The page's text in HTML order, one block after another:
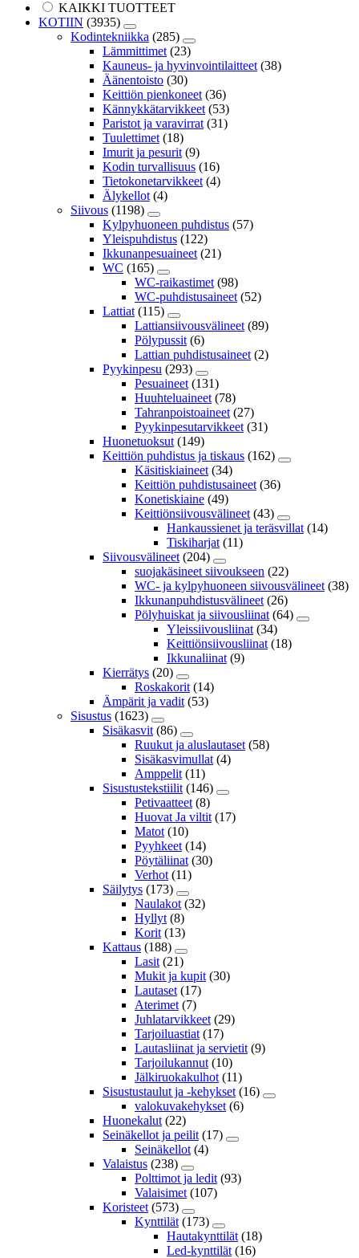
KAIKKI TUOTTEET
KOTIIN (3935)
Kodintekniikka (285)
Lämmittimet (23)
Kauneus- ja hyvinvointilaitteet (38)
Äänentoisto (30)
Keittiön pienkoneet (36)
Kännykkätarvikkeet (53)
Paristot ja varavirrat (31)
Tuulettimet (18)
Imurit ja pesurit (9)
Kodin turvallisuus (16)
Tietokonetarvikkeet (4)
Älykellot (4)
Siivous (1198)
Kylpyhuoneen puhdistus (57)
Yleispuhdistus (122)
Ikkunanpesuaineet (21)
WC (165)
WC-raikastimet (98)
WC-puhdistusaineet (52)
Lattiat (115)
Lattiansiivousvälineet (89)
Pölypussit (6)
Lattian puhdistusaineet (2)
Pyykinpesu (293)
Pesuaineet (131)
Huuhteluaineet (78)
Tahranpoistoaineet (27)
Pyykinpesutarvikkeet (31)
Huonetuoksut (149)
Keittiön puhdistus ja tiskaus (162)
Käsitiskiaineet (34)
Keittiön puhdistusaineet (36)
Konetiskiaine (49)
Keittiönsiivousvälineet (43)
Hankaussienet ja teräsvillat (14)
Tiskiharjat (11)
Siivousvälineet (204)
suojakäsineet siivoukseen (22)
WC- ja kylpyhuoneen siivousvälineet (38)
Ikkunanpuhdistusvälineet (26)
Pölyhuiskat ja siivousliinat (64)
Yleissiivousliinat (34)
Keittiönsiivousliinat (18)
Ikkunaliinat (9)
Kierrätys (20)
Roskakorit (14)
Ämpärit ja vadit (53)
Sisustus (1623)
Sisäkasvit (86)
Ruukut ja aluslautaset (58)
Sisäkasvimullat (4)
Amppelit (11)
Sisustustekstiilit (146)
Petivaatteet (8)
Huovat Ja viltit (17)
Matot (10)
Pyyhkeet (14)
Pöytäliinat (30)
Verhot (11)
Säilytys (173)
Naulakot (32)
Hyllyt (8)
Korit (13)
Kattaus (188)
Lasit (21)
Mukit ja kupit (30)
Lautaset (17)
Aterimet (7)
Juhlatarvikkeet (29)
Tarjoiluastiat (17)
Lautasliinat ja servietit (9)
Tarjoilukannut (10)
Jälkiruokakulhot (11)
Sisustustaulut ja -kehykset (16)
valokuvakehykset (6)
Huonekalut (22)
Seinäkellot ja peilit (17)
Seinäkellot (4)
Valaistus (238)
Polttimot ja ledit (93)
Valaisimet (107)
Koristeet (573)
Kynttilät (173)
Hautakynttilät (18)
Led-kynttilät (16)